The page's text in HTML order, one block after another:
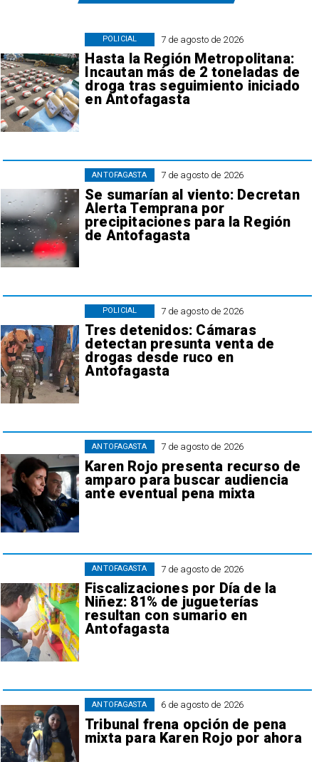
7 de agosto de 2026
Hasta la Región Metropolitana:
Incautan más de 2 toneladas de
droga tras seguimiento iniciado
en Antofagasta
POLICIAL
7 de agosto de 2026
Se sumarían al viento: Decretan
Alerta Temprana por
precipitaciones para la Región
de Antofagasta
ANTOFAGASTA
7 de agosto de 2026
Tres detenidos: Cámaras
detectan presunta venta de
drogas desde ruco en
Antofagasta
POLICIAL
7 de agosto de 2026
Karen Rojo presenta recurso de
amparo para buscar audiencia
ante eventual pena mixta
ANTOFAGASTA
7 de agosto de 2026
Fiscalizaciones por Día de la
Niñez: 81% de jugueterías
resultan con sumario en
Antofagasta
ANTOFAGASTA
6 de agosto de 2026
Tribunal frena opción de pena
mixta para Karen Rojo por ahora
ANTOFAGASTA